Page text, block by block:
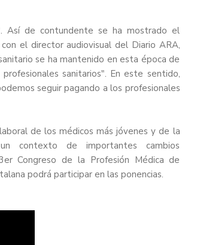
Así de contundente se ha mostrado el
el director audiovisual del Diario ARA,
se ha mantenido en esta época de
sanitarios". En este sentido,
seguir pagando a los profesionales
de los médicos más jóvenes y de la
contexto de importantes cambios
Congreso de la Profesión Médica de
podrá participar en las ponencias.